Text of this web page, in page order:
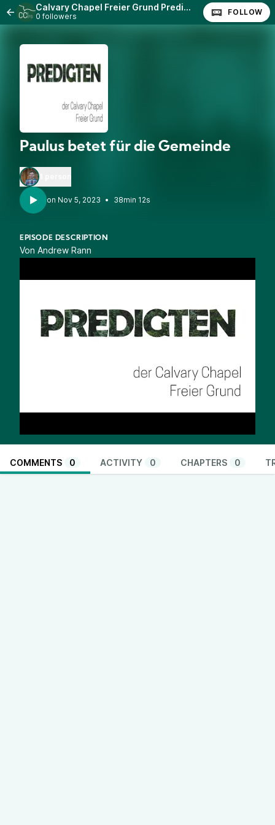
Calvary Chapel Freier Grund Predigten
0 followers FOLLOW
Paulus betet für die Gemeinde
• 38min 12s
EPISODE DESCRIPTION
Von Andrew Rann
COMMENTS 0 ACTIVITY 0 CHAPTERS 0